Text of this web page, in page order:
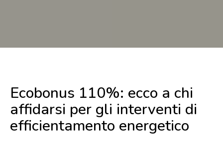
Ecobonus 110%: ecco a chi
affidarsi per gli interventi di
efficientamento energetico